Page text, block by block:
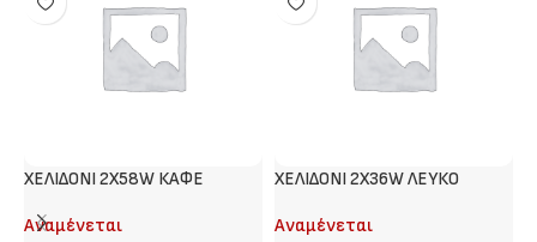
ΧΕΛΙΔΟΝΙ 2X58W ΚΑΦΕ
Αναμένεται
ΧΕΛΙΔΟΝΙ 2Χ36W ΛΕΥΚΟ
Αναμένεται